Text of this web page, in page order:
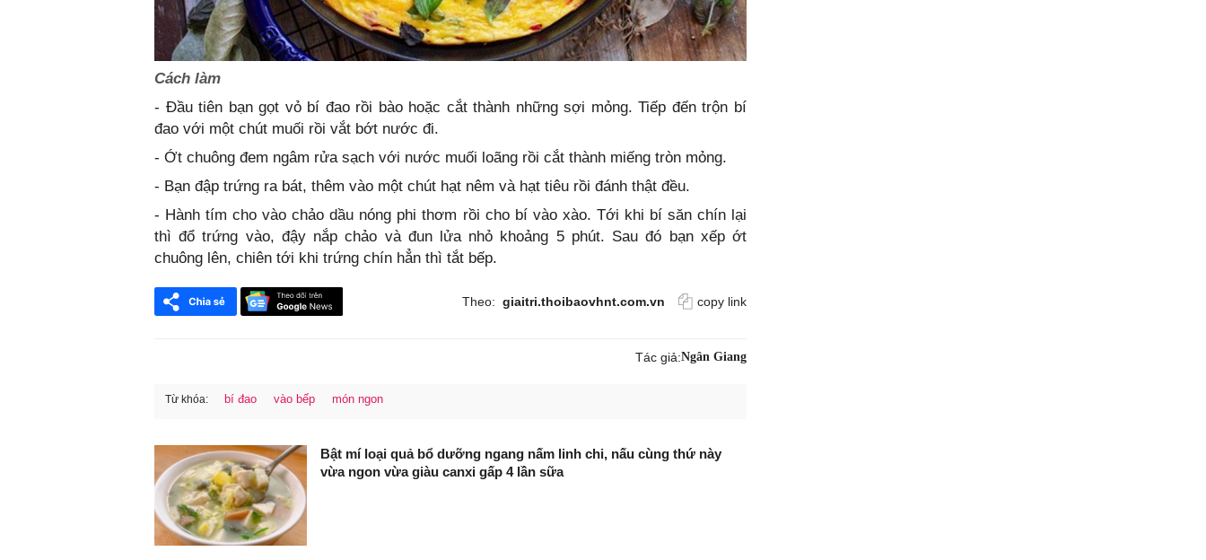
Cách làm
- Đầu tiên bạn gọt vỏ bí đao rồi bào hoặc cắt thành những sợi mỏng. Tiếp đến trộn bí
đao với một chút muối rồi vắt bớt nước đi.
- Ớt chuông đem ngâm rửa sạch với nước muối loãng rồi cắt thành miếng tròn mỏng.
- Bạn đập trứng ra bát, thêm vào một chút hạt nêm và hạt tiêu rồi đánh thật đều.
- Hành tím cho vào chảo dầu nóng phi thơm rồi cho bí vào xào. Tới khi bí săn chín lại
thì đổ trứng vào, đậy nắp chảo và đun lửa nhỏ khoảng 5 phút. Sau đó bạn xếp ớt
chuông lên, chiên tới khi trứng chín hẳn thì tắt bếp.
Theo: giaitri.thoibaovhnt.com.vn copy link
Tác giả:Ngân Giang
Từ khóa: bí đao vào bếp món ngon
Bật mí loại quả bổ dưỡng ngang nấm linh chi, nấu cùng thứ này
vừa ngon vừa giàu canxi gấp 4 lần sữa